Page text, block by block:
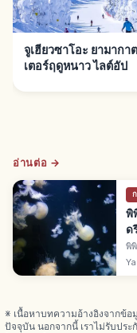
จูเฮียวซาโอะ ยามาก
เตอร์ฤดูหนาว ไลต์อัป
อ่านต่อ →
พิ
ด
พิ
ภั
※ เนื้อหาบทความอ้างอิงจากข้
ปัจจุบัน นอกจากนี้ เราไม่รับปร